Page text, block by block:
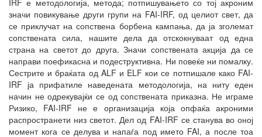
значи повикување други групи на FAI-IRF, од целиот свет, да
се приклучат на сопствена борбена кампања, да ја зголемат
сопствената сила, нашите дела да отскокнуваат од една
страна на светот до друга. Значи сопствената акција да се
направи поефикасна и подеструктивна. Ни повеќе ни помалку.
Сестрите и браќата од ALF и ELF кои се потпишале како FAI-
IRF ја прифатиле наведената методологија, на ниту еден
начин не одрекувајќи се од сопствената приказна. Не играме
Ризико, FAI-IRF не е организација која опфаќа акроними
распространети низ светот. Дел од FAI-IRF се станува во оној
момент кога се делува и напаѓа под името FAI, а после тоа